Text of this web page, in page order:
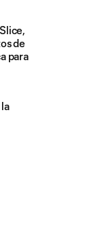
de
para